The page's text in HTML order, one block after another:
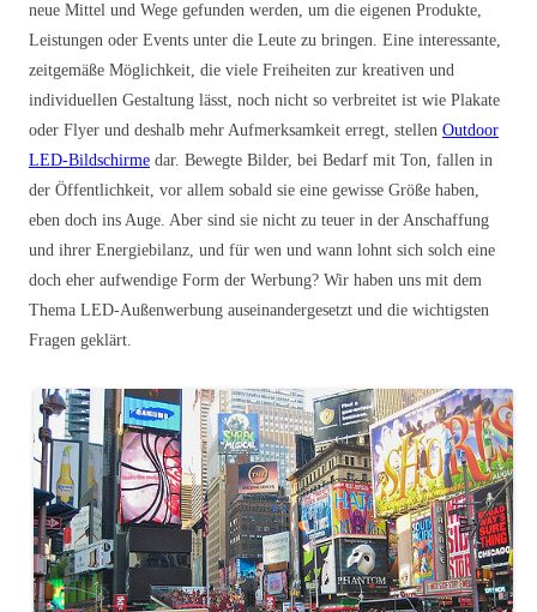
neue Mittel und Wege gefunden werden, um die eigenen Produkte,
Leistungen oder Events unter die Leute zu bringen. Eine interessante,
zeitgemäße Möglichkeit, die viele Freiheiten zur kreativen und
individuellen Gestaltung lässt, noch nicht so verbreitet ist wie Plakate
oder Flyer und deshalb mehr Aufmerksamkeit erregt, stellen Outdoor
LED-Bildschirme dar. Bewegte Bilder, bei Bedarf mit Ton, fallen in
der Öffentlichkeit, vor allem sobald sie eine gewisse Größe haben,
eben doch ins Auge. Aber sind sie nicht zu teuer in der Anschaffung
und ihrer Energiebilanz, und für wen und wann lohnt sich solch eine
doch eher aufwendige Form der Werbung? Wir haben uns mit dem
Thema LED-Außenwerbung auseinandergesetzt und die wichtigsten
Fragen geklärt.